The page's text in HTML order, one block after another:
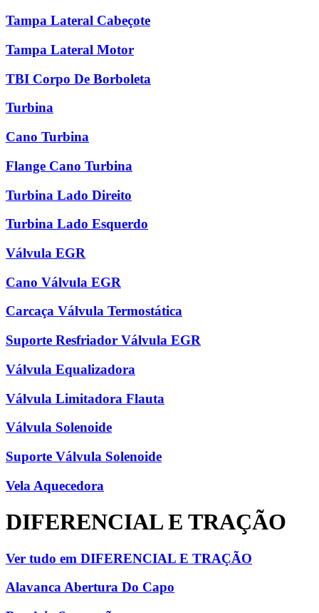
Tampa Lateral Cabeçote
Tampa Lateral Motor
TBI Corpo De Borboleta
Turbina
Cano Turbina
Flange Cano Turbina
Turbina Lado Direito
Turbina Lado Esquerdo
Válvula EGR
Cano Válvula EGR
Carcaça Válvula Termostática
Suporte Resfriador Válvula EGR
Válvula Equalizadora
Válvula Limitadora Flauta
Válvula Solenoide
Suporte Válvula Solenoide
Vela Aquecedora
DIFERENCIAL E TRAÇÃO
Ver tudo em DIFERENCIAL E TRAÇÃO
Alavanca Abertura Do Capo